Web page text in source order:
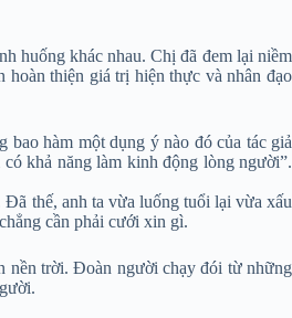
huống khác nhau. Chị đã đem lại niềm
hoàn thiện giá trị hiện thực và nhân đạo
hàm một dụng ý nào đó của tác giả
khả năng làm kinh động lòng người”.
Đã thế, anh ta vừa luống tuổi lại vừa xấu
cần phải cưới xin gì.
nền trời. Đoàn người chạy đói từ những